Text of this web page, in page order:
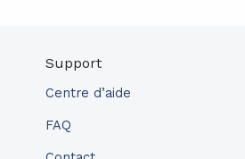
Support
Centre d’aide
FAQ